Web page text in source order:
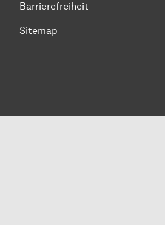
Barrierefreiheit
Sitemap